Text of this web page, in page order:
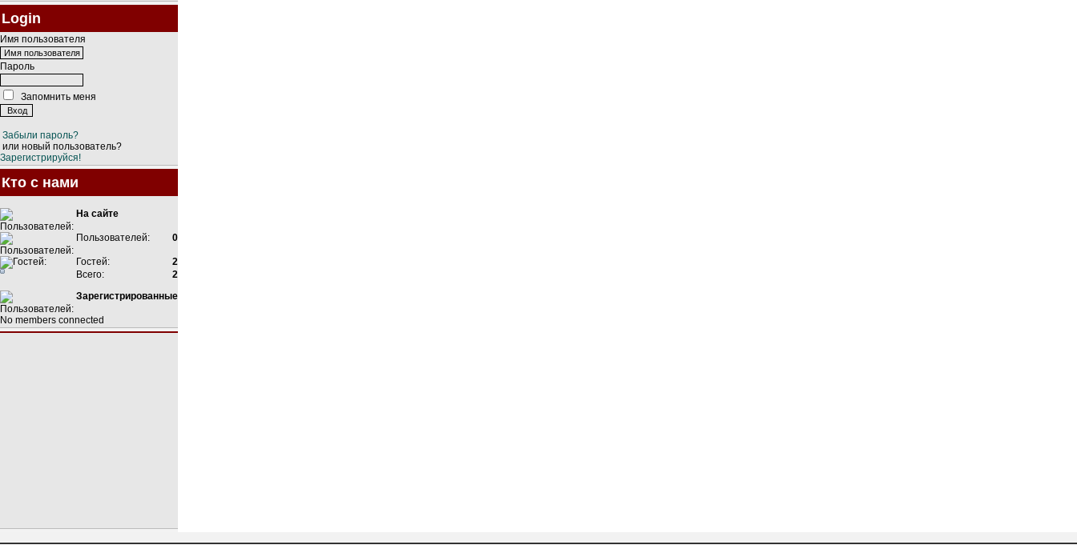
Login
Имя пользователя
Пароль
Запомнить меня
Забыли пароль?
или новый пользователь?
Зарегистрируйся!
Кто с нами
На сайте
Пользователей: 0
Гостей:
2
Всего:
2
Зарегистрированные
No members connected